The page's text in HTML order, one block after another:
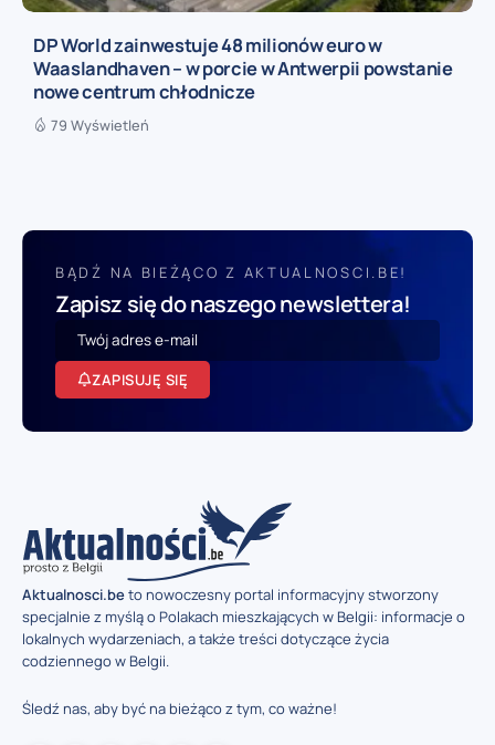
DP World zainwestuje 48 milionów euro w
Waaslandhaven – w porcie w Antwerpii powstanie
nowe centrum chłodnicze
79 Wyświetleń
BĄDŹ NA BIEŻĄCO Z AKTUALNOSCI.BE!
Zapisz się do naszego newslettera!
ZAPISUJĘ SIĘ
Aktualnosci.beto nowoczesny portal informacyjny stworzony
specjalnie z myślą o Polakach mieszkających w Belgii: informacje o
lokalnych wydarzeniach, a także treści dotyczące życia
codziennego w Belgii.
Śledź nas, aby być na bieżąco z tym, co ważne!